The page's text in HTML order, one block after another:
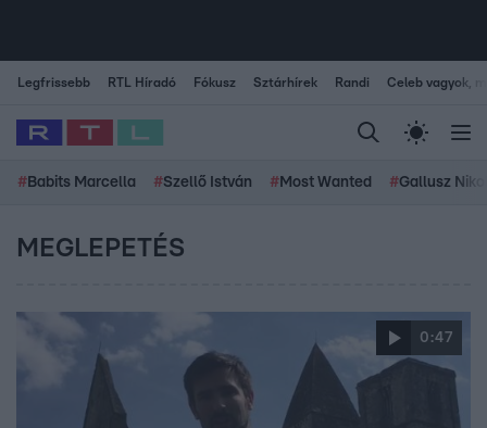
Legfrissebb RTL Híradó Fókusz Sztárhírek Randi Celeb vagyok,
# Babits Marcella #Szellő István # Most Wanted #Gallusz
MEGLEPETÉS
0:47